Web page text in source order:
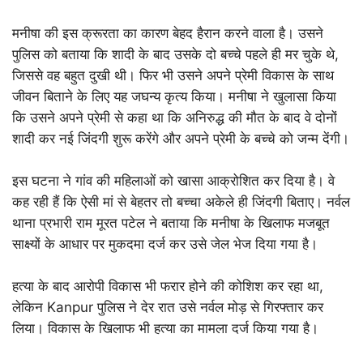
मनीषा की इस क्रूरता का कारण बेहद हैरान करने वाला है। उसने
पुलिस को बताया कि शादी के बाद उसके दो बच्चे पहले ही मर चुके थे,
जिससे वह बहुत दुखी थी। फिर भी उसने अपने प्रेमी विकास के साथ
जीवन बिताने के लिए यह जघन्य कृत्य किया। मनीषा ने खुलासा किया
कि उसने अपने प्रेमी से कहा था कि अनिरुद्ध की मौत के बाद वे दोनों
शादी कर नई जिंदगी शुरू करेंगे और अपने प्रेमी के बच्चे को जन्म देंगी।
इस घटना ने गांव की महिलाओं को खासा आक्रोशित कर दिया है। वे
कह रही हैं कि ऐसी मां से बेहतर तो बच्चा अकेले ही जिंदगी बिताए। नर्वल
थाना प्रभारी राम मूरत पटेल ने बताया कि मनीषा के खिलाफ मजबूत
साक्ष्यों के आधार पर मुकदमा दर्ज कर उसे जेल भेज दिया गया है।
हत्या के बाद आरोपी विकास भी फरार होने की कोशिश कर रहा था,
लेकिन Kanpur पुलिस ने देर रात उसे नर्वल मोड़ से गिरफ्तार कर
लिया। विकास के खिलाफ भी हत्या का मामला दर्ज किया गया है।